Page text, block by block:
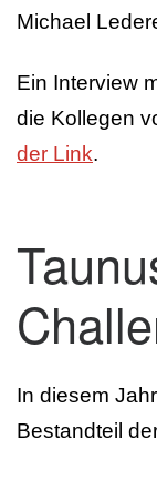
Michael
Ein Interview
die Kollegen
der Link.
In diesem
Bestandteil